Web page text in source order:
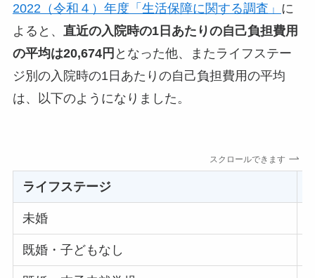
2022（令和４）年度「生活保障に関する調査」 に
よると、 直近の入院時の1日あたりの自己負担費用
の平均は20,674円 となった他、またライフステー
ジ別の入院時の1日あたりの自己負担費用の平均
は、以下のようになりました。
スクロールできます
ライフステージ
未婚
既婚・子どもなし